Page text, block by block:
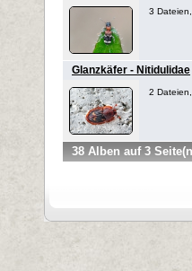
3
Glanzkäfer - Nitidulidae
2
38 Alben auf 3